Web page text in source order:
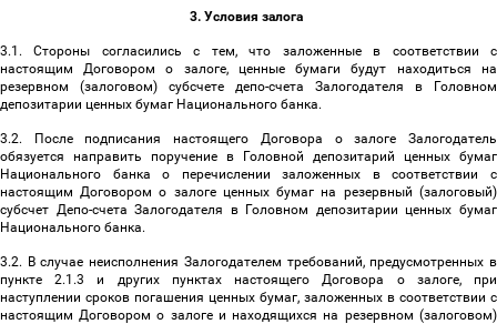
3. Условия залога
3.1. Стороны согласились с тем, что заложенные в соответствии с
настоящим Договором о залоге, ценные бумаги будут находиться на
резервном (залоговом) субсчете депо-счета Залогодателя в Головном
депозитарии ценных бумаг Национального банка.
3.2. После подписания настоящего Договора о залоге Залогодатель
обязуется направить поручение в Головной депозитарий ценных бумаг
Национального банка о перечислении заложенных в соответствии с
настоящим Договором о залоге ценных бумаг на резервный (залоговый)
субсчет Депо-счета Залогодателя в Головном депозитарии ценных бумаг
Национального банка.
3.2. В случае неисполнения Залогодателем требований, предусмотренных в
пункте 2.1.3 и других пунктах настоящего Договора о залоге, при
наступлении сроков погашения ценных бумаг, заложенных в соответствии с
настоящим Договором о залоге и находящихся на резервном (залоговом)